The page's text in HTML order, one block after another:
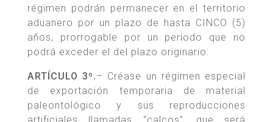
régimen podrán permanecer en el territorio
aduanero por un plazo de hasta CINCO (5)
años, prorrogable por un período que no
podrá exceder el del plazo originario.
ARTÍCULO 3º.– Créase un régimen especial
de exportación temporaria de material
paleontológico y sus reproducciones